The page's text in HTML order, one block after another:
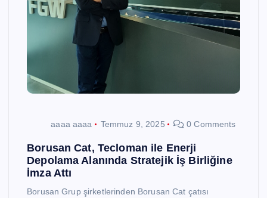
aaaa aaaa Temmuz 9, 2025 0 Comments
Borusan Cat, Tecloman ile Enerji
Depolama Alanında Stratejik İş Birliğine
İmza Attı
Borusan Grup şirketlerinden Borusan Cat çatısı